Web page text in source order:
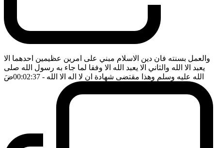
والعمل بسنته فان دين الاسلام مبني على امرين عظيمين احدهما الا
يعبد الا الله والثاني الا يعبد الله الا وفقا لما جاء به رسول الله صلى
الله عليه وسلم وهذا مقتضى شهادة ان لا اله الا الله - 00:02:37 ضَ